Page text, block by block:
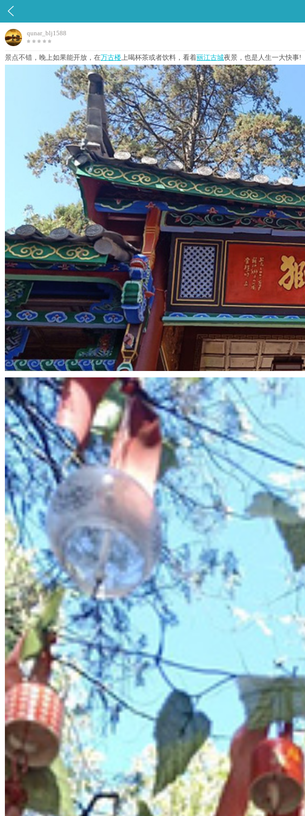

qunar_blj1588
景点不错，晚上如果能开放，在万古楼上喝杯茶或者饮料，看着丽江古城夜景，也是人生一大快事!